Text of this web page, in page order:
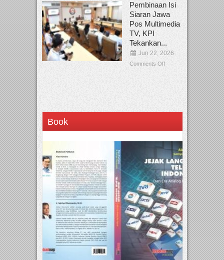
Pembinaan Isi
Siaran Jawa
Pos Multimedia
TV, KPI
Tekankan...
Jun 22, 2026
Comments Off
Book